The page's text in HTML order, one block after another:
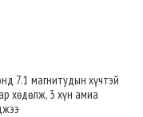
7.1 магнитудын хүчтэй
хөдөлж, 3 хүн амиа